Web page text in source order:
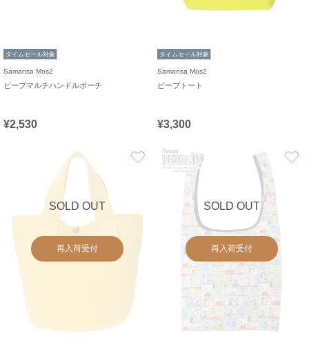
タイムセール対象
Samansa Mos2
ピープマルチハンドルポーチ
¥2,530
タイムセール対象
Samansa Mos2
ピープトート
¥3,300
SOLD OUT
再入荷受付
お気に入り
SOLD OUT
再入荷受付